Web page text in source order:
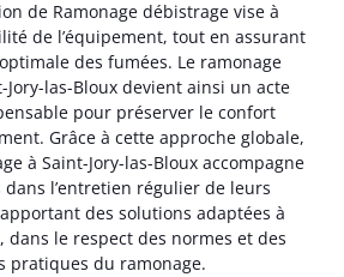
de Ramonage débistrage vise à
de l’équipement, tout en assurant
des fumées. Le ramonage
las-Bloux devient ainsi un acte
pour préserver le confort
Grâce à cette approche globale,
à Saint-Jory-las-Bloux accompagne
l’entretien régulier de leurs
des solutions adaptées à
dans le respect des normes et des
pratiques du ramonage.